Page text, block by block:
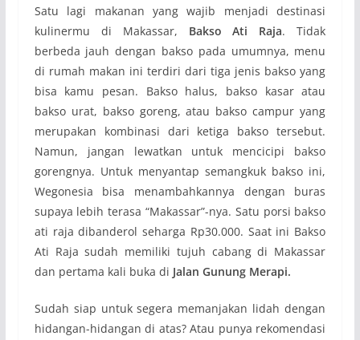
Satu lagi makanan yang wajib menjadi destinasi
kulinermu di Makassar, Bakso Ati Raja. Tidak
berbeda jauh dengan bakso pada umumnya, menu
di rumah makan ini terdiri dari tiga jenis bakso yang
bisa kamu pesan. Bakso halus, bakso kasar atau
bakso urat, bakso goreng, atau bakso campur yang
merupakan kombinasi dari ketiga bakso tersebut.
Namun, jangan lewatkan untuk mencicipi bakso
gorengnya. Untuk menyantap semangkuk bakso ini,
Wegonesia bisa menambahkannya dengan buras
supaya lebih terasa “Makassar”-nya. Satu porsi bakso
ati raja dibanderol seharga Rp30.000. Saat ini Bakso
Ati Raja sudah memiliki tujuh cabang di Makassar
dan pertama kali buka di Jalan Gunung Merapi.
Sudah siap untuk segera memanjakan lidah dengan
hidangan-hidangan di atas? Atau punya rekomendasi